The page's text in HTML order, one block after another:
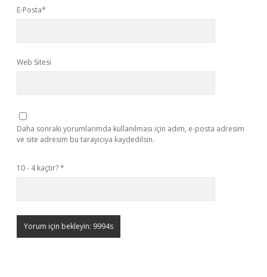
E-Posta*
Web Sitesi
Daha sonraki yorumlarımda kullanılması için adım, e-posta adresim
ve site adresim bu tarayıcıya kaydedilsin.
10 - 4 kaçtır?*